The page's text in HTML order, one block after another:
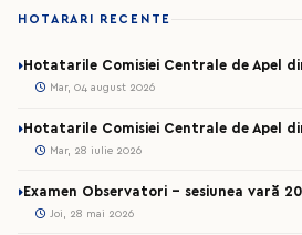
HOTARARI RECENTE
Hotatarile Comisiei Centrale de Apel
Mar, 04 august 2026
Hotatarile Comisiei Centrale de Apel
Mar, 28 iulie 2026
Examen Observatori - sesiunea vară
Joi, 28 mai 2026